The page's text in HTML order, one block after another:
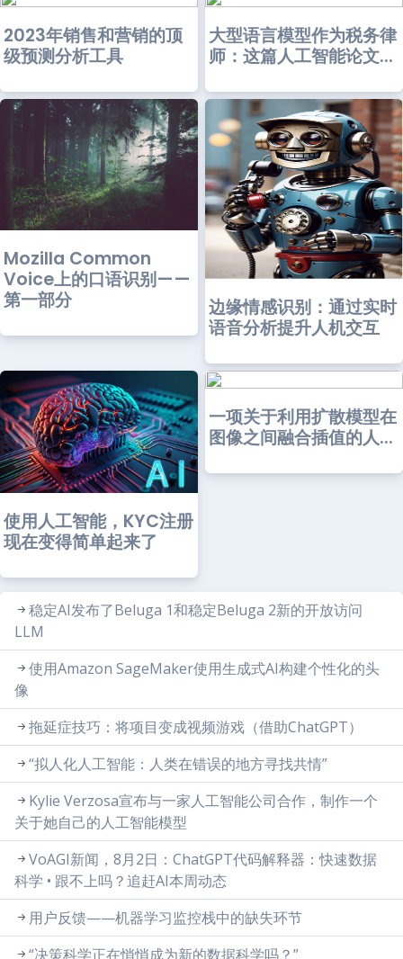
2023年销售和营销的顶
级预测分析工具
大型语言模型作为税务律
师：这篇人工智能论文...
Mozilla Common
Voice上的口语识别——
第一部分
边缘情感识别：通过实时
语音分析提升人机交互
使用人工智能，KYC注册
现在变得简单起来了
一项关于利用扩散模型在
图像之间融合插值的人...
稳定AI发布了Beluga 1和稳定Beluga 2新的开放访问
LLM
使用Amazon SageMaker使用生成式AI构建个性化的头
像
拖延症技巧：将项目变成视频游戏（借助ChatGPT）
“拟人化人工智能：人类在错误的地方寻找共情”
Kylie Verzosa宣布与一家人工智能公司合作，制作一个
关于她自己的人工智能模型
VoAGI新闻，8月2日：ChatGPT代码解释器：快速数据
科学 • 跟不上吗？追赶AI本周动态
用户反馈——机器学习监控栈中的缺失环节
“决策科学正在悄悄成为新的数据科学吗？”